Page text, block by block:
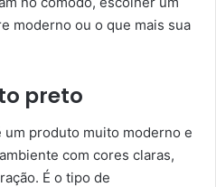
moderno ou o que mais sua
preto
produto muito moderno e
com cores claras,
É o tipo de